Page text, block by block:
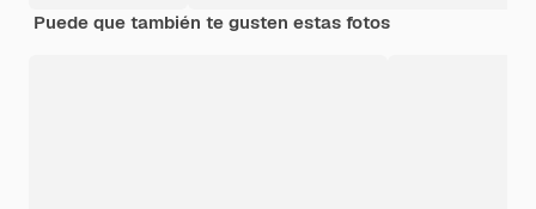
Puede que también te gusten estas fotos